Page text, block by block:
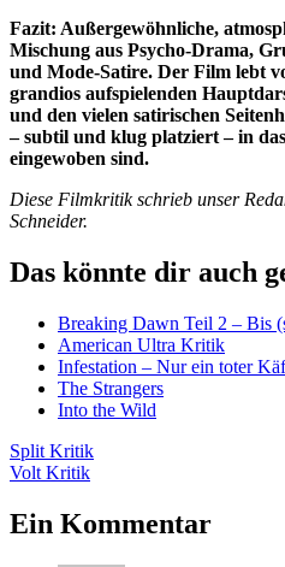
Fazit: Außergewöhnliche,
Mischung aus Psycho-Drama,
und Mode-Satire. Der Film lebt
grandios aufspielenden
und den vielen satirischen
– subtil und klug platziert – in
eingewoben sind.
Diese Filmkritik schrieb unser
Schneider.
Das könnte dir auch
Breaking Dawn Teil 2 – Bis
American Ultra Kritik
Infestation – Nur ein toter
The Strangers
Into the Wild
Beitragsnavigation
Vorheriger
Beitrag:
Split Kritik
Nächster
Volt Kritik
Ein Kommentar